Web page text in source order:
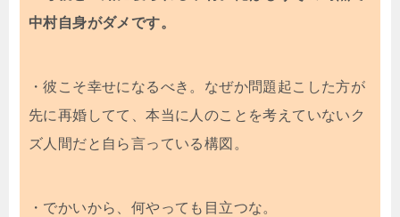
中村自身がダメです。
・彼こそ幸せになるべき。なぜか問題起こした方が
先に再婚してて、本当に人のことを考えていないク
ズ人間だと自ら言っている構図。
・でかいから、何やっても目立つな。